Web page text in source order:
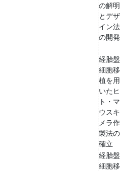
の解明
とデザ
イン法
の開発
経胎盤
細胞移
植を用
いたヒ
ト・マ
ウスキ
メラ作
製法の
確立
経胎盤
細胞移